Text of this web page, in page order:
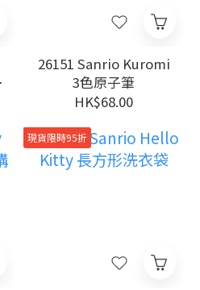
26151 Sanrio Kuromi
3色原子筆
HK$68.00
現貨限時95折